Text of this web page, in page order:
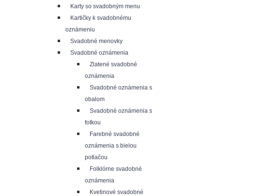
Karty so svadobným menu
Kartičky k svadobnému
oznámeniu
Svadobné menovky
Svadobné oznámenia
Zlatené svadobné
oznámenia
Svadobné oznámenia s
obalom
Svadobné oznámenia s
fotkou
Farebné svadobné
oznámenia s bielou
potlačou
Folklórne svadobné
oznámenia
Kvetinové svadobné